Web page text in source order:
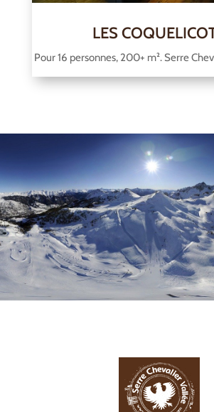
LES
Pour 16 personnes, 200+ m². Serre